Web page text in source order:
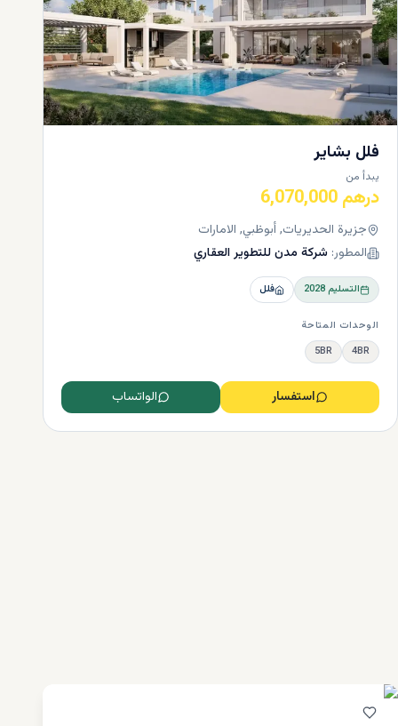
في
على مساحة 1.550 قدم مربع.
فلل بشاير
يبدأ من
درهم 6,070,000
جزيرة الحديريات, أبوظبي, الامارات
المطور: شركة مدن للتطوير العقاري
التسليم2028 فلل
الوحدات المتاحة
4BR
5BR
استفسار الواتساب